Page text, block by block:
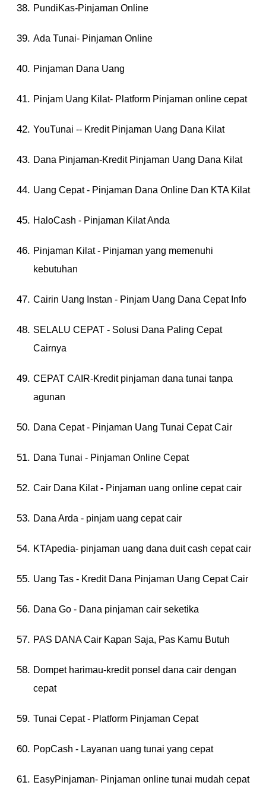
PundiKas-Pinjaman Online
Ada Tunai- Pinjaman Online
Pinjaman Dana Uang
Pinjam Uang Kilat- Platform Pinjaman online cepat
YouTunai -- Kredit Pinjaman Uang Dana Kilat
Dana Pinjaman-Kredit Pinjaman Uang Dana Kilat
Uang Cepat - Pinjaman Dana Online Dan KTA Kilat
HaloCash - Pinjaman Kilat Anda
Pinjaman Kilat - Pinjaman yang memenuhi
kebutuhan
Cairin Uang Instan - Pinjam Uang Dana Cepat Info
SELALU CEPAT - Solusi Dana Paling Cepat
Cairnya
CEPAT CAIR-Kredit pinjaman dana tunai tanpa
agunan
Dana Cepat - Pinjaman Uang Tunai Cepat Cair
Dana Tunai - Pinjaman Online Cepat
Cair Dana Kilat - Pinjaman uang online cepat cair
Dana Arda - pinjam uang cepat cair
KTApedia- pinjaman uang dana duit cash cepat cair
Uang Tas - Kredit Dana Pinjaman Uang Cepat Cair
Dana Go - Dana pinjaman cair seketika
PAS DANA Cair Kapan Saja, Pas Kamu Butuh
Dompet harimau-kredit ponsel dana cair dengan
cepat
Tunai Cepat - Platform Pinjaman Cepat
PopCash - Layanan uang tunai yang cepat
EasyPinjaman- Pinjaman online tunai mudah cepat